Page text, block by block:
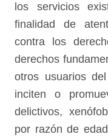
los servicios
finalidad de
contra los
derechos
otros usuarios
inciten o
delictivos,
por razón de